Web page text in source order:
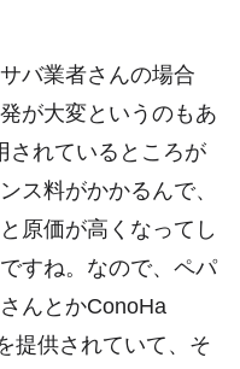
バ業者さんの場合
が大変というのもあ
されているところが
ス料がかかるんで、
原価が高くなってし
すね。なので、ペパ
んとかConoHa
提供されていて、そ